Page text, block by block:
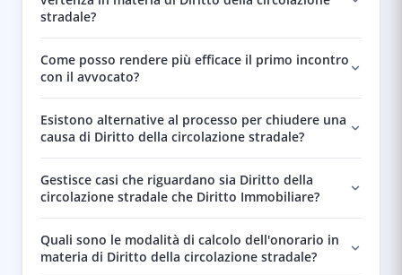
stradale?
Come posso rendere più efficace il primo incontro
con il avvocato?
Esistono alternative al processo per chiudere una
causa di Diritto della circolazione stradale?
Gestisce casi che riguardano sia Diritto della
circolazione stradale che Diritto Immobiliare?
Quali sono le modalità di calcolo dell'onorario in
materia di Diritto della circolazione stradale?